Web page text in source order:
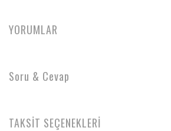
YORUMLAR
Soru & Cevap
TAKSİT SEÇENEKLERİ